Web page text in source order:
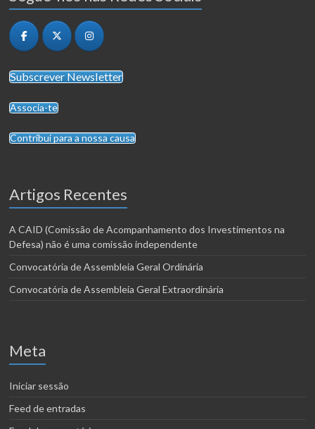
Subscrever Newsletter
Associa-te
Contribui para a nossa causa
Artigos Recentes
A CAID (Comissão de Acompanhamento dos Investimentos na
Defesa) não é uma comissão independente
Convocatória de Assembleia Geral Ordinária
Convocatória de Assembleia Geral Extraordinária
Meta
Iniciar sessão
Feed de entradas